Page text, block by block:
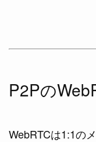
P2Pの
WebRTCは1:1の